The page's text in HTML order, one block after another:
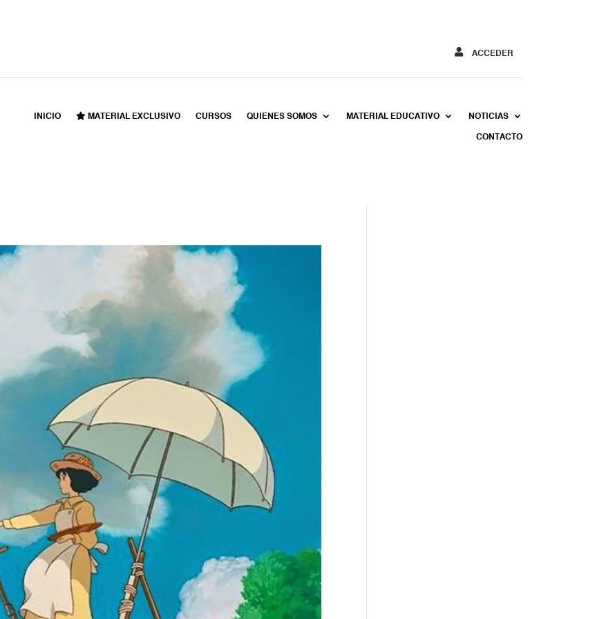
ACCEDER
INICIO MATERIAL EXCLUSIVO CURSOS QUIENES SOMOS MATERIAL EDUCATIVO
NOTICIAS
CONTACTO